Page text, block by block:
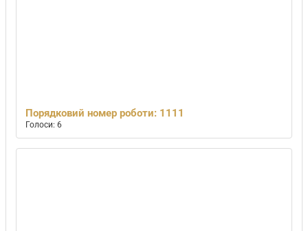
Порядковий номер роботи: 1111
Голоси: 6